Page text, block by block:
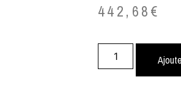
442,68€